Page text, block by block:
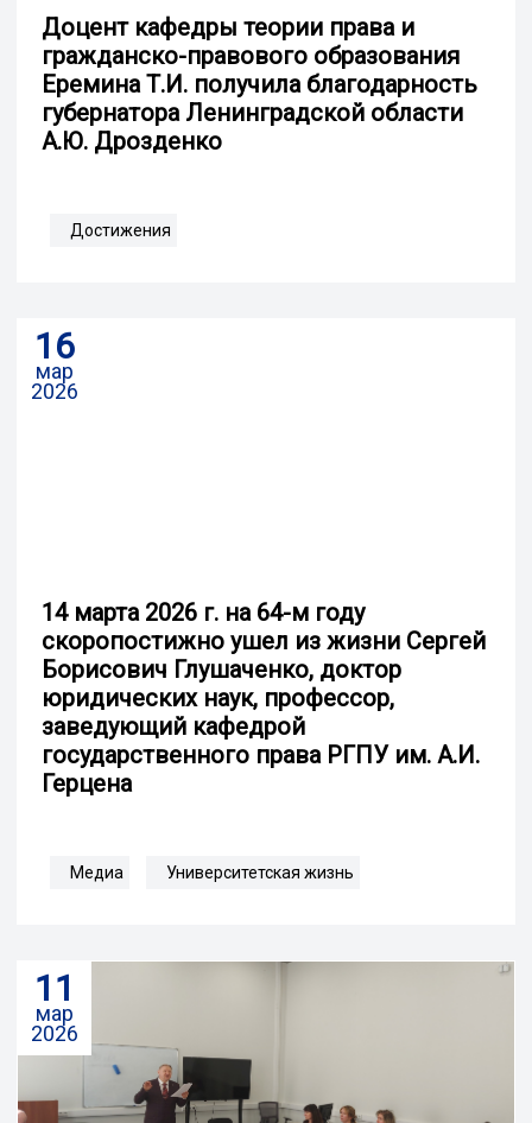
Доцент кафедры теории права и
гражданско-правового образования
Еремина Т.И. получила благодарность
губернатора Ленинградской области
А.Ю. Дрозденко
Достижения
16
мар
2026
14 марта 2026 г. на 64-м году
скоропостижно ушел из жизни Сергей
Борисович Глушаченко, доктор
юридических наук, профессор,
заведующий кафедрой
государственного права РГПУ им. А.И.
Герцена
Медиа Университетская жизнь
11
мар
2026